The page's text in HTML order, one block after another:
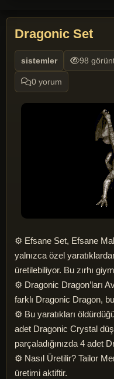
Dragonic Set
sistemler 98
0 yorum
⚙️ Efsane Set, Efsane
yalnızca özel
üretilebiliyor. Bu zırhı
⚙️ Dragonic Dragon’ları
farklı Dragonic Dragon,
⚙️ Bu yaratıkları
adet Dragonic Crystal
parçaladığınızda 4 adet
⚙️ Nasıl Üretilir? Tailor
üretimi aktiftir.